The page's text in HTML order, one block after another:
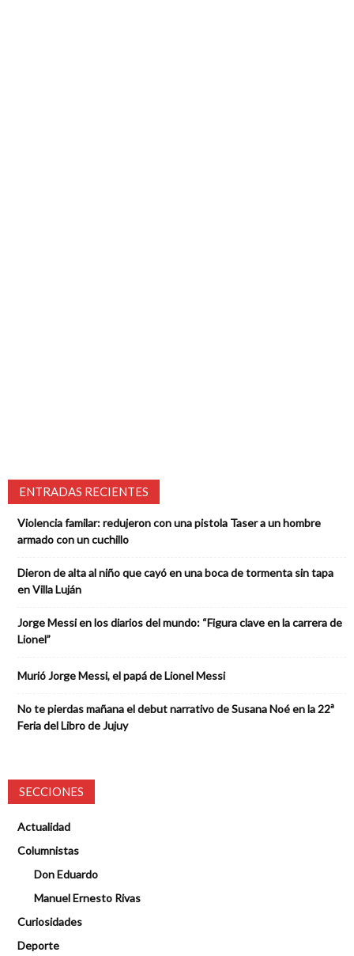
ENTRADAS RECIENTES
Violencia familar: redujeron con una pistola Taser a un hombre
armado con un cuchillo
Dieron de alta al niño que cayó en una boca de tormenta sin tapa
en Villa Luján
Jorge Messi en los diarios del mundo: “Figura clave en la carrera de
Lionel”
Murió Jorge Messi, el papá de Lionel Messi
No te pierdas mañana el debut narrativo de Susana Noé en la 22ª
Feria del Libro de Jujuy
SECCIONES
Actualidad
Columnistas
Don Eduardo
Manuel Ernesto Rivas
Curiosidades
Deporte